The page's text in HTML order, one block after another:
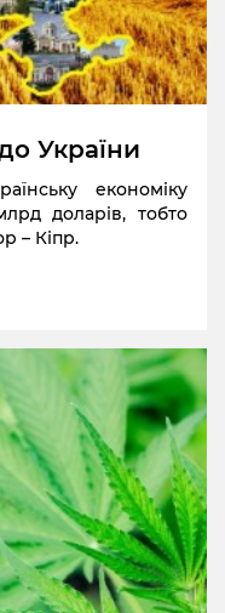
України
економіку
доларів, тобто
– Кіпр.